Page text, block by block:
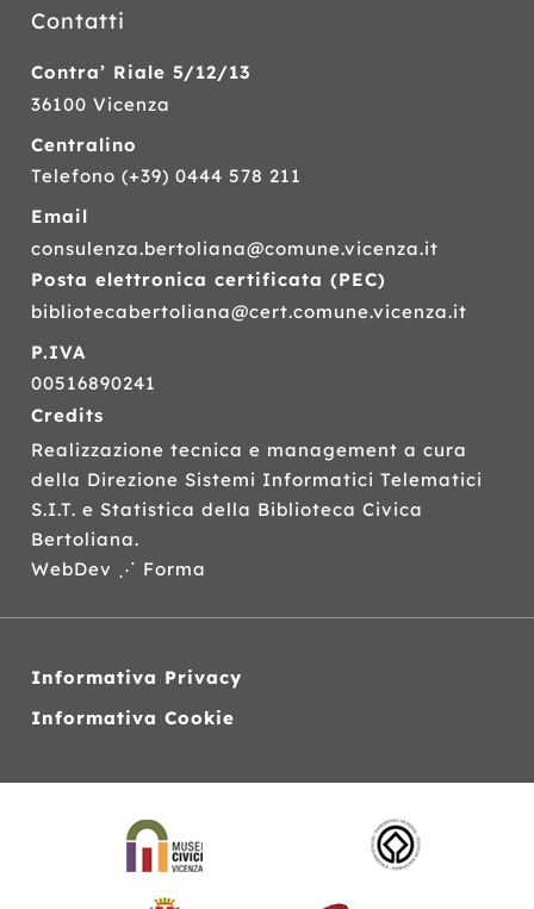
Contatti
Contra’ Riale 5/12/13
36100 Vicenza
Centralino
Telefono(+39) 0444 578 211
Email
consulenza.bertoliana@comune.vicenza.it
Posta elettronica certificata (PEC)
bibliotecabertoliana@cert.comune.vicenza.it
P.IVA
00516890241
Credits
Realizzazione tecnica e management a cura
della Direzione Sistemi Informatici Telematici
S.I.T. e Statistica della Biblioteca Civica
Bertoliana.
WebDev ⋰ Forma
Informativa Privacy
Informativa Cookie